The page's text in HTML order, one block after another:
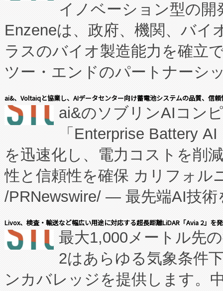
イノベーション型の
Enzeneは、政府、機関、バイ
ラスのバイオ製造能力を確立
ツー・エンドのパートナーシ
表しました。 同社の実績ある
manufacturing™ (FCCM™) プ
たNeXは、バイオ医薬品製造
従来のフェッドバッチ施設の
に、患者やサプライチェーン
キー方式で拡張性が高く、持
す。FCCM‑を活用した現地生
患者にとっての費用負担を大
のアクセスを大幅に拡大する
Fully-Connected Continuous
ai&、Voltaiqと協業し、AIデータセンター向け蓄電池システムの品質、信
ai&のソブリンAIコン
「Enterprise Battery
を迅速化し、電力コストを削
性と信頼性を確保 カリフォル
/PRNewswire/ — 最先端AI技術
会社エーアイ・アンド：本社
President原信平）と、エンタ
ードするVoltaiqは、日本にあ
ーエネルギー貯蔵システム（
Livox、検査・輸送など幅広い用途に対応する超長距離LiDAR「Avia 2」を
最大1,000メートル先
2はあらゆる気象条件
ンカバレッジを提供します。